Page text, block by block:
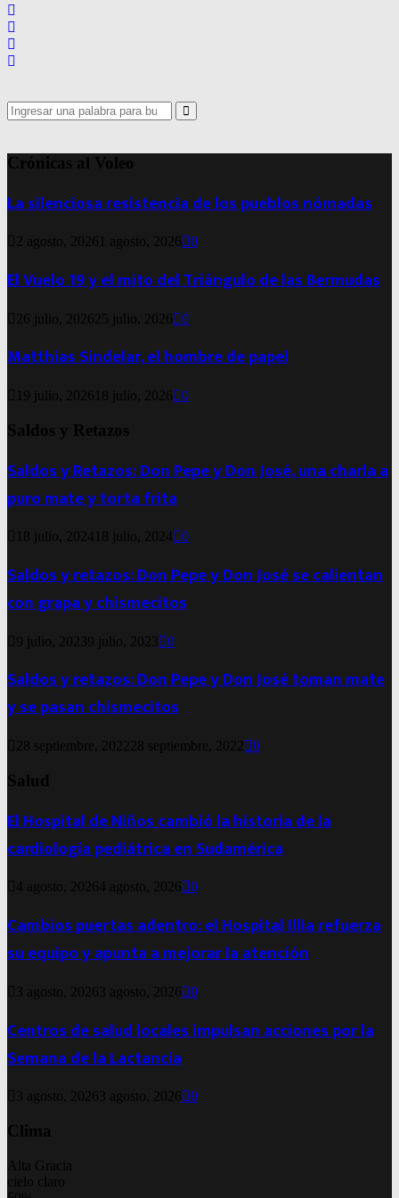
Search
for:
Search
Crónicas al Voleo
La silenciosa resistencia de los pueblos nómadas
2 agosto, 2026 1 agosto, 2026 0
El Vuelo 19 y el mito del Triángulo de las Bermudas
26 julio, 2026 25 julio, 2026 0
Matthias Sindelar, el hombre de papel
19 julio, 2026 18 julio, 2026 0
Saldos y Retazos
Saldos y Retazos: Don Pepe y Don José, una charla a
puro mate y torta frita
18 julio, 2024 18 julio, 2024 0
Saldos y retazos: Don Pepe y Don José se calientan
con grapa y chismecitos
9 julio, 20239 julio, 2023 0
Saldos y retazos: Don Pepe y Don José toman mate
y se pasan chismecitos
28 septiembre, 2022 28 septiembre, 2022 0
Salud
El Hospital de Niños cambió la historia de la
cardiología pediátrica en Sudamérica
4 agosto, 20264 agosto, 2026 0
Cambios puertas adentro: el Hospital Illia refuerza
su equipo y apunta a mejorar la atención
3 agosto, 2026 3 agosto, 2026 0
Centros de salud locales impulsan acciones por la
Semana de la Lactancia
3 agosto, 2026 3 agosto, 2026 0
Clima
Alta Gracia
cielo claro